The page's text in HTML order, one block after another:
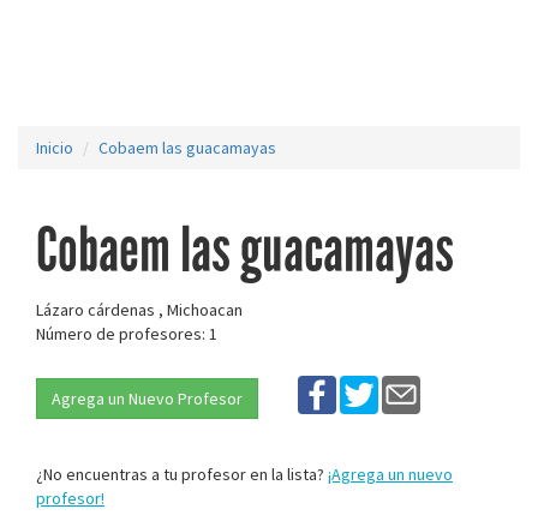
Inicio Cobaem las guacamayas
Cobaem las guacamayas
Lázaro cárdenas , Michoacan
Número de profesores: 1
Agrega un Nuevo Profesor
¿No encuentras a tu profesor en la lista? ¡Agrega un nuevo
profesor!